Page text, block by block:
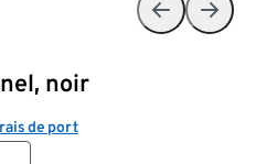
noir
de port